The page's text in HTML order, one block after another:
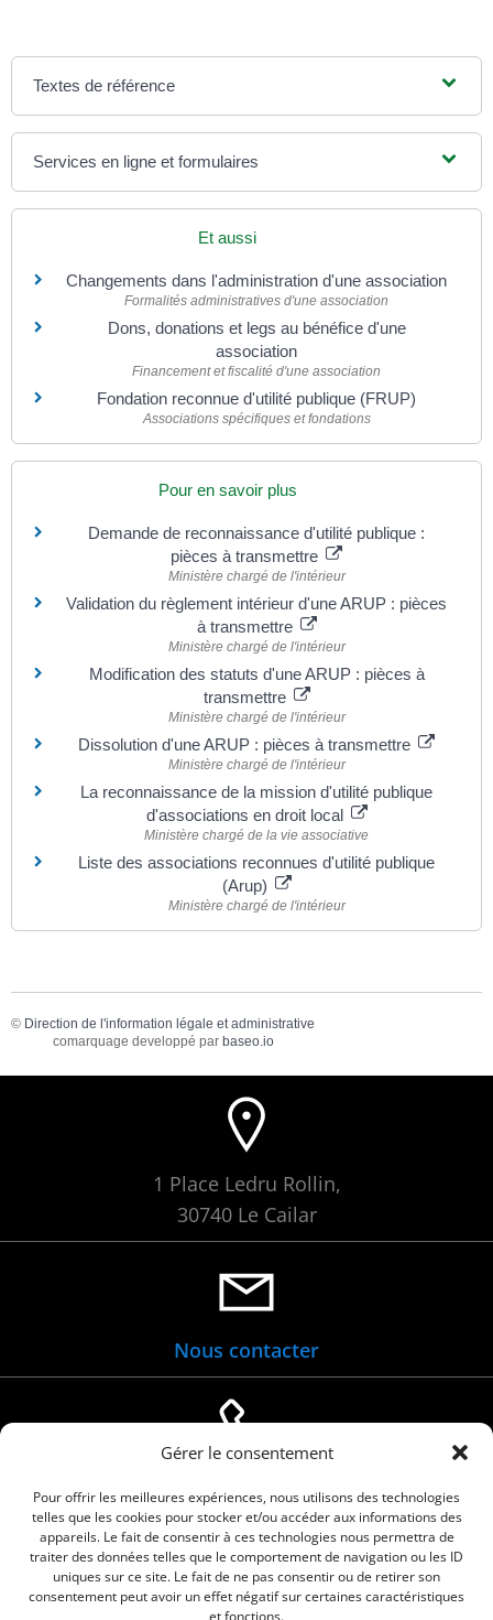
Gérer le consentement
Pour offrir les meilleures expériences, nous utilisons des technologies
telles que les cookies pour stocker et/ou accéder aux informations des
appareils. Le fait de consentir à ces technologies nous permettra de
traiter des données telles que le comportement de navigation ou les ID
uniques sur ce site. Le fait de ne pas consentir ou de retirer son
consentement peut avoir un effet négatif sur certaines caractéristiques
et fonctions.
Textes de référence
Services en ligne et formulaires
Et aussi
Changements dans l'administration d'une association
Formalités administratives d'une association
Dons, donations et legs au bénéfice d'une
association
Financement et fiscalité d'une association
Fondation reconnue d'utilité publique (FRUP)
Associations spécifiques et fondations
Pour en savoir plus
Demande de reconnaissance d'utilité publique :
pièces à transmettre
Ministère chargé de l'intérieur
Validation du règlement intérieur d'une ARUP : pièces
à transmettre
Ministère chargé de l'intérieur
Modification des statuts d'une ARUP : pièces à
transmettre
Ministère chargé de l'intérieur
Dissolution d'une ARUP : pièces à transmettre
Ministère chargé de l'intérieur
La reconnaissance de la mission d'utilité publique
d'associations en droit local
Ministère chargé de la vie associative
Liste des associations reconnues d'utilité publique
(Arup)
Ministère chargé de l'intérieur
© Direction de l'information légale et administrative
comarquage developpé par baseo.io
1 Place Ledru Rollin,
30740 Le Cailar
Nous contacter
04 66 88 01 05